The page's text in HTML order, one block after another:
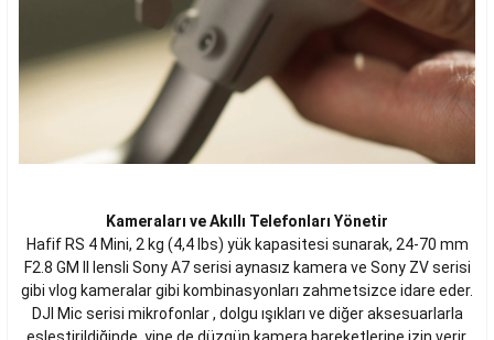
Kameraları ve Akıllı Telefonları Yönetir
Hafif RS 4 Mini, 2 kg (4,4 lbs) yük kapasitesi sunarak, 24-70 mm
F2.8 GM II lensli Sony A7 serisi aynasız kamera ve Sony ZV serisi
gibi vlog kameralar gibi kombinasyonları zahmetsizce idare eder.
DJI Mic serisi mikrofonlar , dolgu ışıkları ve diğer aksesuarlarla